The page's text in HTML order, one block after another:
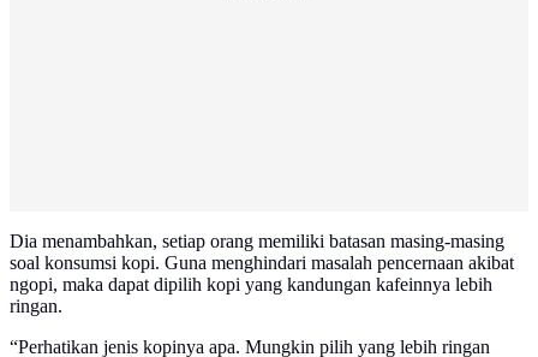
Dia menambahkan, setiap orang memiliki batasan masing-masing
soal konsumsi kopi. Guna menghindari masalah pencernaan akibat
ngopi, maka dapat dipilih kopi yang kandungan kafeinnya lebih
ringan.
“Perhatikan jenis kopinya apa. Mungkin pilih yang lebih ringan